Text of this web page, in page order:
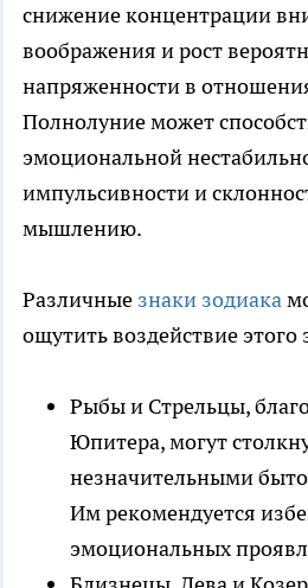
снижение концентрации
воображения и рост
напряженности в
Полнолуние может
эмоциональной
импульсивности и
мышлению.
Различные знаки зодиака
ощутить воздействие этого
Рыбы и Стрельцы,
Юпитера, могут
незначительными
Им рекомендуется
эмоциональных